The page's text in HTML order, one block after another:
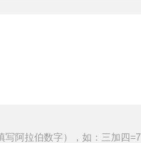
写阿拉伯数字），如：三加四=7